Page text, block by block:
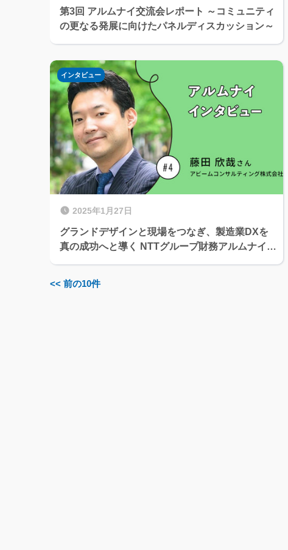
第3回 アルムナイ交流会レポート ～コミュニティ
の更なる発展に向けたパネルディスカッション～
インタビュー
2025年1月27日
グランドデザインと現場をつなぎ、製造業DXを
真の成功へと導く NTTグループ財務アルムナイイ
<< 前の10件